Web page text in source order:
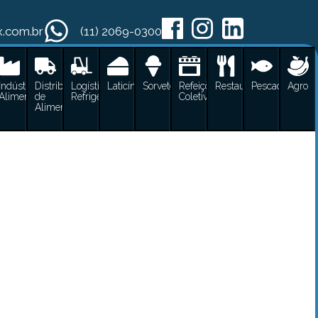
(11) 2069-0300
IndústriasDistribuidoras
de
Alimentos
Logística
Refrigerada
LaticíniosSorvetesRefeições
Coletivas
RestaurantesPescadosAgro